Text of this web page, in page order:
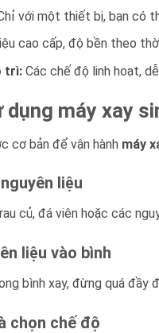
với một thiết bị, bạn có
cao cấp, độ bền theo
trì:Các chế độ linh hoạt,
dụng máy xay
cơ bản để vận hành máy
liệu
củ, đá viên hoặc các
liệu vào bình
bình xay, đừng quá
chọn chế độ